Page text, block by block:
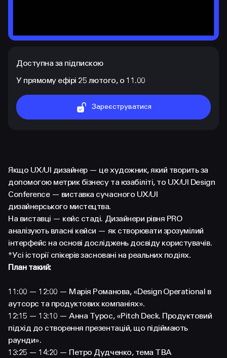
+38 099 236 68 38
hello@prjctr.com
INSTAGRAM TELEGRAM
FACEBOOK LINKEDIN
Доступна за підпискою
У прямому ефірі 25 лютого, о 11.00
Зареєструватися
Якщо UX/UI дизайнер — це художник, який творить за
допомогою метрик бізнесу та юзабіліті, то UX/UI Design
Conference — виставка сучасного UX/UI
дизайнерського мистецтва.
На виставці — кейс стаді. Дизайнери рівня PRO
аналізують власні кейси — як створювати зрозумілий
інтерфейс на основі досліджень досвіду користувачів.
*Усі історії спікерів засновані на реальних подіях.
План такий:
11:00 — 12:00 — Марія Романова, «Design Operational в
аутсорс та продуктових компаніях».
12:15 — 13:10 — Анна Турос, «Pitch Deck. Продуктовий
підхід до створення презентацій, що підіймають
раунди».
13:25 — 14:20 — Петро Дудченко, тема TBA